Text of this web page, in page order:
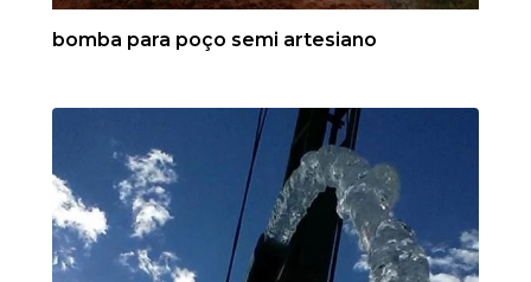
bomba para poço semi artesiano